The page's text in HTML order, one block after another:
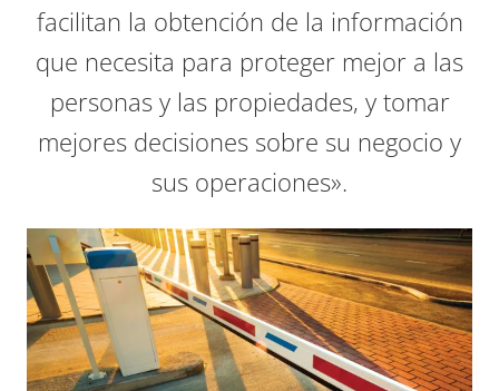
facilitan la obtención de la información
que necesita para proteger mejor a las
personas y las propiedades, y tomar
mejores decisiones sobre su negocio y
sus operaciones».